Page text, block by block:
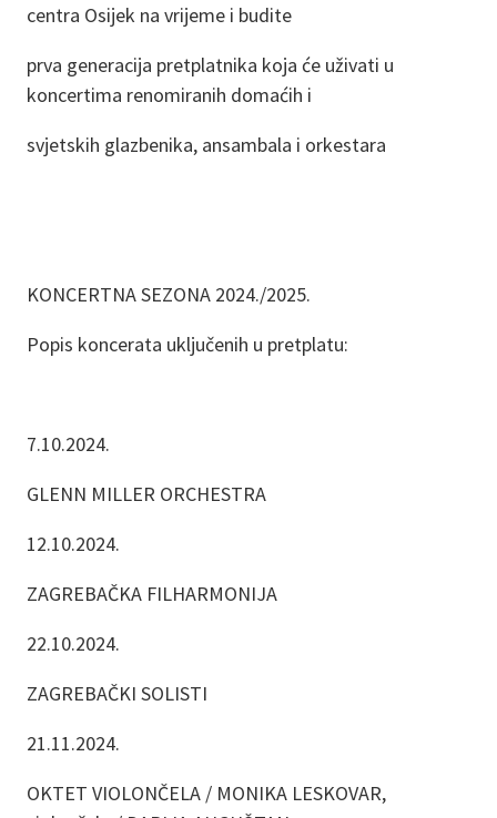
centra Osijek na vrijeme i budite
prva generacija pretplatnika koja će uživati u
koncertima renomiranih domaćih i
svjetskih glazbenika, ansambala i orkestara
KONCERTNA SEZONA 2024./2025.
Popis koncerata uključenih u pretplatu:
7.10.2024.
GLENN MILLER ORCHESTRA
12.10.2024.
ZAGREBAČKA FILHARMONIJA
22.10.2024.
ZAGREBAČKI SOLISTI
21.11.2024.
OKTET VIOLONČELA / MONIKA LESKOVAR,